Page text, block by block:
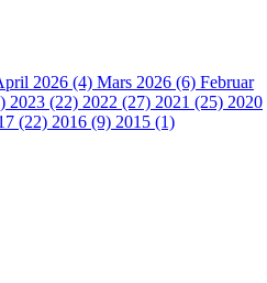
2026 (4) Mars 2026 (6) Februar
2023 (22) 2022 (27) 2021 (25) 2020
(22) 2016 (9) 2015 (1)